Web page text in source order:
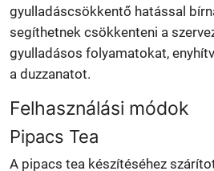
gyulladáscsökkentő hatással
segíthetnek csökkenteni a
gyulladásos folyamatokat,
a duzzanatot.
Felhasználási módok
Pipacs Tea
A pipacs tea készítéséhez